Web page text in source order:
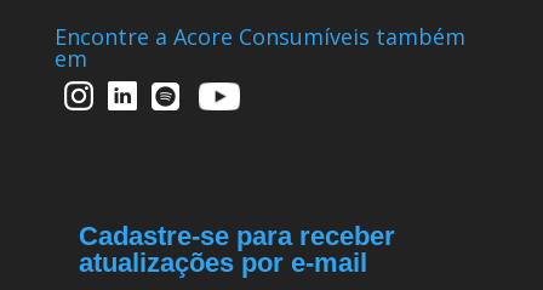
Encontre a Acore Consumíveis também
em
Cadastre-se para receber
atualizações por e-mail